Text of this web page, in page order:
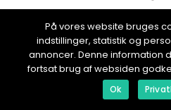
web:
På vores website bruges
indstillinger, statistik og
annoncer. Denne information
fortsat brug af websiden
Ok